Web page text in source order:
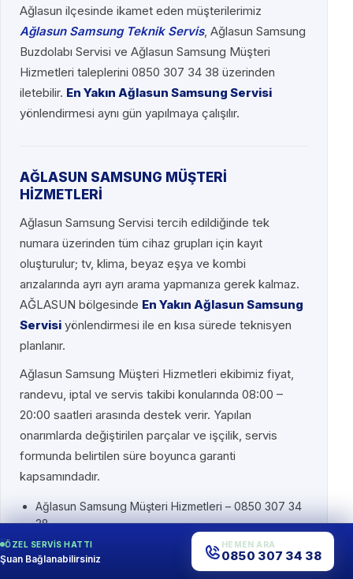
Ağlasun ilçesinde ikamet eden müşterilerimiz
Ağlasun Samsung Teknik Servis, Ağlasun Samsung
Buzdolabı Servisi ve Ağlasun Samsung Müşteri
Hizmetleri taleplerini 0850 307 34 38 üzerinden
iletebilir. En Yakın Ağlasun Samsung Servisi
yönlendirmesi aynı gün yapılmaya çalışılır.
AĞLASUN SAMSUNG MÜŞTERİ
HİZMETLERİ
Ağlasun Samsung Servisi tercih edildiğinde tek
numara üzerinden tüm cihaz grupları için kayıt
oluşturulur; tv, klima, beyaz eşya ve kombi
arızalarında ayrı ayrı arama yapmanıza gerek kalmaz.
AĞLASUN bölgesinde En Yakın Ağlasun Samsung
Servisi yönlendirmesi ile en kısa sürede teknisyen
planlanır.
Ağlasun Samsung Müşteri Hizmetleri ekibimiz fiyat,
randevu, iptal ve servis takibi konularında 08:00 –
20:00 saatleri arasında destek verir. Yapılan
onarımlarda değiştirilen parçalar ve işçilik, servis
formunda belirtilen süre boyunca garanti
kapsamındadır.
Ağlasun Samsung Müşteri Hizmetleri – 0850 307 34
38
Ağlasun Samsung Teknik Servis
yerinde arıza
tespiti
Ağlasun Samsung Servisi orijinal yedek parça
ÖZEL SERVIS HATTI
Şuan Bağlanabilirsiniz
HEMEN ARA
0850 307 34 38